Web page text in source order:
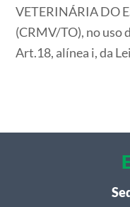
VETERINÁRIA DO
(CRMV/TO), no uso
Art.18, alínea i, da